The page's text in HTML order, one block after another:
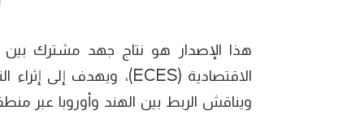
ويناقش الربط بين الهند وأوروبا عبر